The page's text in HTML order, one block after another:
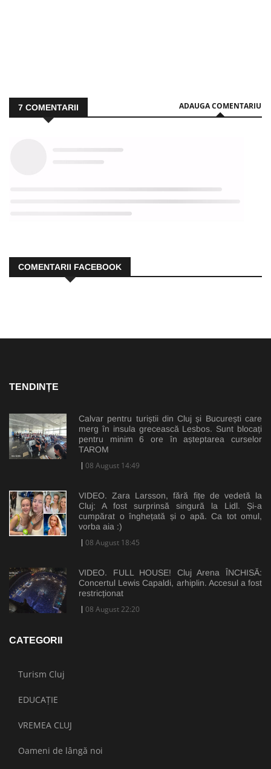
7 COMENTARII ADAUGA COMENTARIU
COMENTARII FACEBOOK
TENDINȚE
Calvar pentru turiștii din Cluj și București care
merg în insula grecească Lesbos. Sunt blocați
pentru minim 6 ore în așteptarea curselor
TAROM
08 August 14:49
VIDEO. Zara Larsson, fără fițe de vedetă la
Cluj: A fost surprinsă singură la Lidl. Și-a
cumpărat o înghețată și o apă. Ca tot omul,
vorba aia :)
08 August 18:45
VIDEO. FULL HOUSE! Cluj Arena ÎNCHISĂ:
Concertul Lewis Capaldi, arhiplin. Accesul a fost
restricționat
08 August 22:20
CATEGORII
Turism Cluj
EDUCAȚIE
VREMEA CLUJ
Oameni de lângă noi